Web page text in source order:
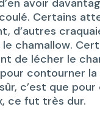
avoir
Certains
d’autres
chamallow.
de lécher le
contourner
c’est que pour
ce fut très dur.